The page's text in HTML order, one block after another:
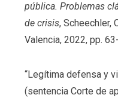
pública. Problemas
de crisis, Scheechler,
Valencia, 2022, pp.
“Legítima defensa y
(sentencia Corte de